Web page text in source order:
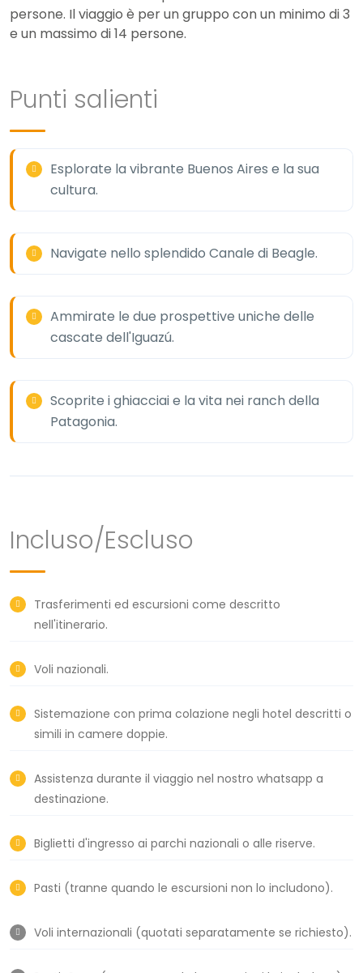
persone. Il viaggio è per un gruppo con un minimo di 3
e un massimo di 14 persone.
Punti salienti
Esplorate la vibrante Buenos Aires e la sua
cultura.
Navigate nello splendido Canale di Beagle.
Ammirate le due prospettive uniche delle
cascate dell'Iguazú.
Scoprite i ghiacciai e la vita nei ranch della
Patagonia.
Incluso/Escluso
Trasferimenti ed escursioni come descritto
nell'itinerario.
Voli nazionali.
Sistemazione con prima colazione negli hotel descritti o
simili in camere doppie.
Assistenza durante il viaggio nel nostro whatsapp a
destinazione.
Biglietti d'ingresso ai parchi nazionali o alle riserve.
Pasti (tranne quando le escursioni non lo includono).
Voli internazionali (quotati separatamente se richiesto).